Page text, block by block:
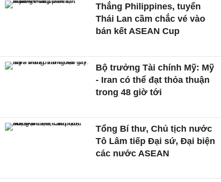
Thắng Philippines, tuyển
Thái Lan cầm chắc vé vào
bán kết ASEAN Cup
Bộ trưởng Tài chính Mỹ: Mỹ
- Iran có thể đạt thỏa thuận
trong 48 giờ tới
Tổng Bí thư, Chủ tịch nước
Tô Lâm tiếp Đại sứ, Đại biện
các nước ASEAN